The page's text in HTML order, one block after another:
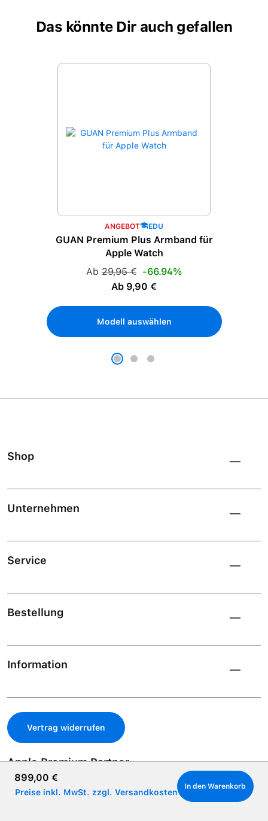
Regulärer Preis:
899,00 €
Preise inkl. MwSt. zzgl. Versandkosten
In den Warenkorb
Das könnte Dir auch gefallen
Produktgalerie überspringen
ANGEBOT EDU
GUAN Premium Plus Armband für
Apple Watch
Verkaufspreis:
Regulärer Preis:
Ab 29,95 € -66.94%
Ab 9,90 €
Modell auswählen
Shop
Unternehmen
Service
Bestellung
Information
Vertrag widerrufen
Apple Premium Partner